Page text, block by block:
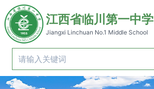
江西省临川第一中学
Jiangxi Linchuan No.1 Middle School